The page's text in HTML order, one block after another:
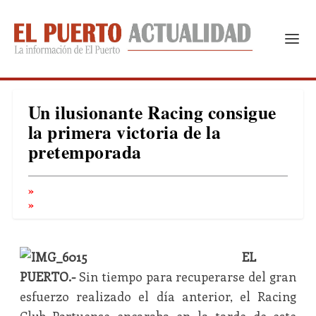
Un ilusionante Racing consigue
la primera victoria de la
pretemporada
EL
PUERTO.-Sin tiempo para recuperarse del gran
esfuerzo realizado el día anterior, el Racing